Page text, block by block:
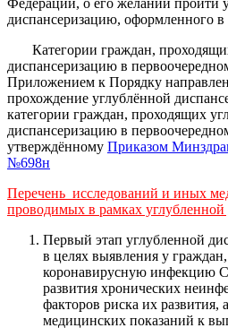
Федерации, о его желании пройти
диспансеризацию, оформленного
Категории граждан,
диспансеризацию в
Приложением к Порядку
прохождение углублённой
категории граждан, проходящих
диспансеризацию в
утверждённому Приказом
№698н
Перечень исследований и иных
проводимых в рамках углубленной
Первый этап углубленной
в целях выявления у
коронавирусную инфекцию
развития хронических
факторов риска их развития,
медицинских показаний к